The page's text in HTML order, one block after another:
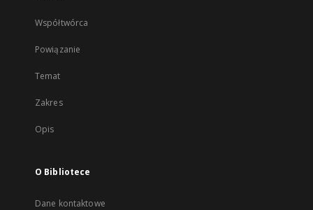
Współtwórca
Powiązanie
Temat
Zakres
Opis
O Bibliotece
Dane kontaktowe